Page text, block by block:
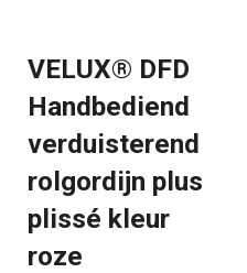
VELUX® DFD
Handbediend
verduisterend
rolgordijn plus
plissé kleur
roze